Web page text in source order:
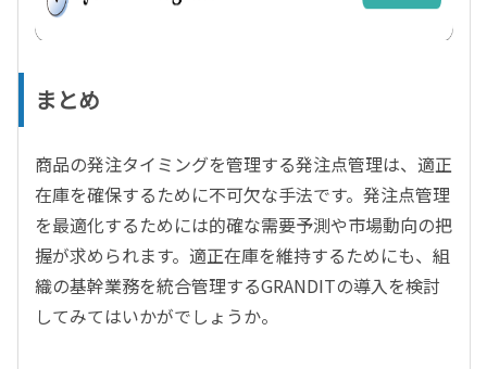
まとめ
商品の発注タイミングを管理する発注点管理は、適正
在庫を確保するために不可欠な手法です。発注点管理
を最適化するためには的確な需要予測や市場動向の把
握が求められます。適正在庫を維持するためにも、組
織の基幹業務を統合管理するGRANDITの導入を検討
してみてはいかがでしょうか。